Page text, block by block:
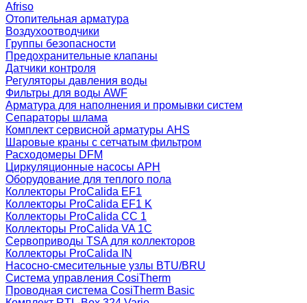
Afriso
Отопительная арматура
Воздухоотводчики
Группы безопасности
Предохранительные клапаны
Датчики контроля
Регуляторы давления воды
Фильтры для воды AWF
Арматура для наполнения и промывки систем
Сепараторы шлама
Комплект сервисной арматуры AHS
Шаровые краны с сетчатым фильтром
Расходомеры DFM
Циркуляционные насосы APH
Оборудование для теплого пола
Коллекторы ProCalida EF1
Коллекторы ProCalida EF1 K
Коллекторы ProCalida CC 1
Коллекторы ProCalida VA 1C
Сервоприводы TSA для коллекторов
Коллекторы ProCalida IN
Насосно-смесительные узлы BTU/BRU
Система управления CosiTherm
Проводная система CosiTherm Basic